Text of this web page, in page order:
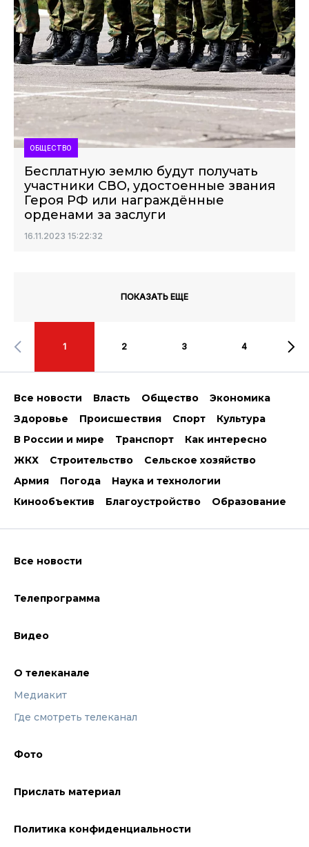
ОБЩЕСТВО
Бесплатную землю будут получать
участники СВО, удостоенные звания
Героя РФ или награждённые
орденами за заслуги
16.11.2023 15:22:32
ПОКАЗАТЬ ЕЩЕ
1 2 3 4
Все новости Власть Общество
Экономика
Здоровье
Происшествия Спорт
Культура
В России и мире
Транспорт
Как интересно
ЖКХ
Строительство
Сельское хозяйство
Армия
Погода
Наука и технологии
Кинообъектив
Благоустройство Образование
Все новости
Телепрограмма
Видео
О телеканале
Медиакит
Где смотреть телеканал
Фото
Прислать материал
Политика конфиденциальности